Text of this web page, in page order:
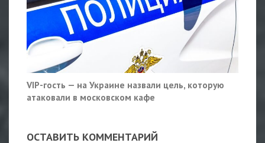
VIP-гость — на Украине назвали цель, которую
атаковали в московском кафе
ОСТАВИТЬ КОММЕНТАРИЙ